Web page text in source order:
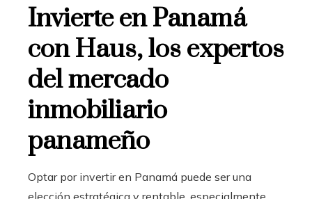
Invierte en Panamá
con Haus, los expertos
del mercado
inmobiliario
panameño
Optar por invertir en Panamá puede ser una
elección estratégica y rentable, especialmente